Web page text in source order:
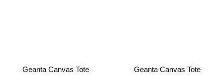
Geanta Canvas Tote Geanta Canvas Tote